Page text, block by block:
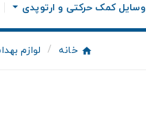
وسایل کمک حرکتی و ارتوپدی
خانه لوازم